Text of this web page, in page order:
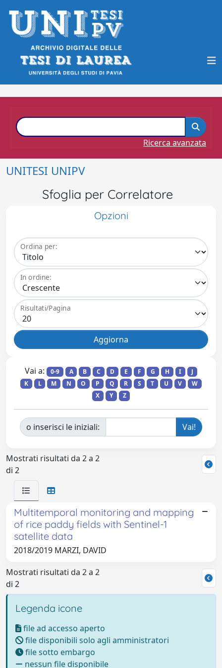
Ricerca avanzata
UNITESI UNIPV
Sfoglia per Correlatore
Opzioni
Ordina per:
In ordine:
Risultati/Pagina
Vai a: 0-9 A B C D E F G H I
J
K
L M N O P Q R S T U V
W
X
Y Z
o inserisci le iniziali:
Mostrati risultati da 2 a 2
di 2
Multitemporal monitoring and mapping
of rice paddy fields with Sentinel-1
satellite data
2018/2019 MARZI, DAVID
Mostrati risultati da 2 a 2
di 2
Legenda icone
file ad accesso aperto
file disponibili solo agli amministratori
file sotto embargo
nessun file disponibile